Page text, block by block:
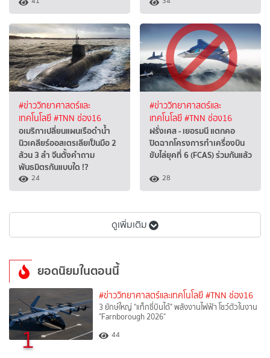
#ข่าววิทยาศาสตร์และ
เทคโนโลยี#TNN ช่อง16
อเมริกาเปลี่ยนแผนเรือดำน้ำ
นิวเคลียร์ออสเตรเลียเป็นมือ 2
ล้วน 3 ลำ จีนตั้งคำถาม
พันธมิตรกันแบบใด !?
24
#ข่าววิทยาศาสตร์และ
เทคโนโลยี#TNN ช่อง16
ฝรั่งเศส - เยอรมนี แตกคอ
ปิดฉากโครงการทำเครื่องบิน
ขับไล่ยุคที่ 6 (FCAS) ร่วมกันแล้ว
28
ดูเพิ่มเติม
ยอดนิยมในตอนนี้
1
#ข่าววิทยาศาสตร์และเทคโนโลยี #TNN ช่อง16
3 ยักษ์ใหญ่ "แท็กซี่บินได้" พลังงานไฟฟ้า โชว์ตัวในงาน
"Farnborough 2026"
44